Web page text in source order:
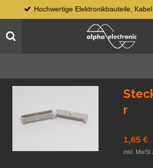
Hauptinhalt
springen
Hochwertige Elektronikbauteile,
r
1,65 €
inkl. MwSt